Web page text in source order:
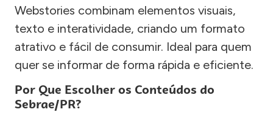
Webstories combinam elementos visuais,
texto e interatividade, criando um formato
atrativo e fácil de consumir. Ideal para quem
quer se informar de forma rápida e eficiente.
Por Que Escolher os Conteúdos do
Sebrae/PR?